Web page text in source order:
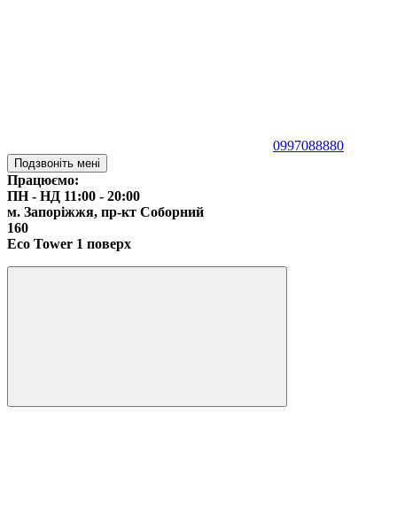
0997088880
Подзвоніть мені
Працюємо:
ПН - НД 11:00 - 20:00
м. Запоріжжя, пр-кт Соборний
160
Eco Tower 1 поверх